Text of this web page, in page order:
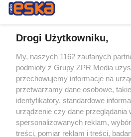
Żaden utwór zamieszczony w serwisie nie
rozpowszechniany lub dalej
tym także elektroniczny lub mechaniczny)
eksploatacji w jakiejkolwiek formie,
Internecie bez pisemnej zgody właściciela
wykorzystanie utworów w całości lub w
tzn. bez właściwej zgody, jest zabronione
ścigane prawnie.
Drogi Użytkowniku,
My, naszych 1162 zaufanych
podmioty z Grupy ZPR Media
przechowujemy informacje na
przetwarzamy dane osobowe,
identyfikatory, standardowe
urządzenie czy dane przeglądania
spersonalizowanych reklam,
treści, pomiar reklam i treści,